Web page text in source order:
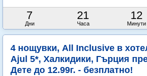
7
Дни
21
Часа
12
Минути
4 нощувки, All Inclusive в
Ajul 5*, Халкидики, Гърция
Дете до 12.99г. - безплатно!